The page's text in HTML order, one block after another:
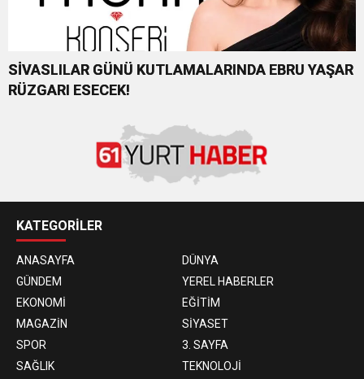
SİVASLILAR GÜNÜ KUTLAMALARINDA EBRU YAŞAR
RÜZGARI ESECEK!
KATEGORİLER
ANASAYFA
DÜNYA
GÜNDEM
YEREL HABERLER
EKONOMİ
EĞİTİM
MAGAZİN
SİYASET
SPOR
3. SAYFA
SAĞLIK
TEKNOLOJİ